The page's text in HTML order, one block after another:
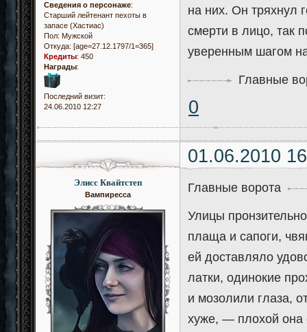
Сведения о персонаже:
Старший лейтенант пехоты в
запасе (Хастиас)
Пол: Мужской
Откуда: [age=27.12.1797/1=365]
Кредиты: 450
Награды:
Последний визит:
24.06.2010 12:27
на них. Он тряхнул
смерти в лицо, так
уверенным шагом
Главные
0
01.06.2010
Элисс Квайтстеп
Вампиресса
Главные ворота
Улицы
плаща и сапоги,
ей доставляло
латки, одинокие
и мозолили глаза,
хуже, — плохой она